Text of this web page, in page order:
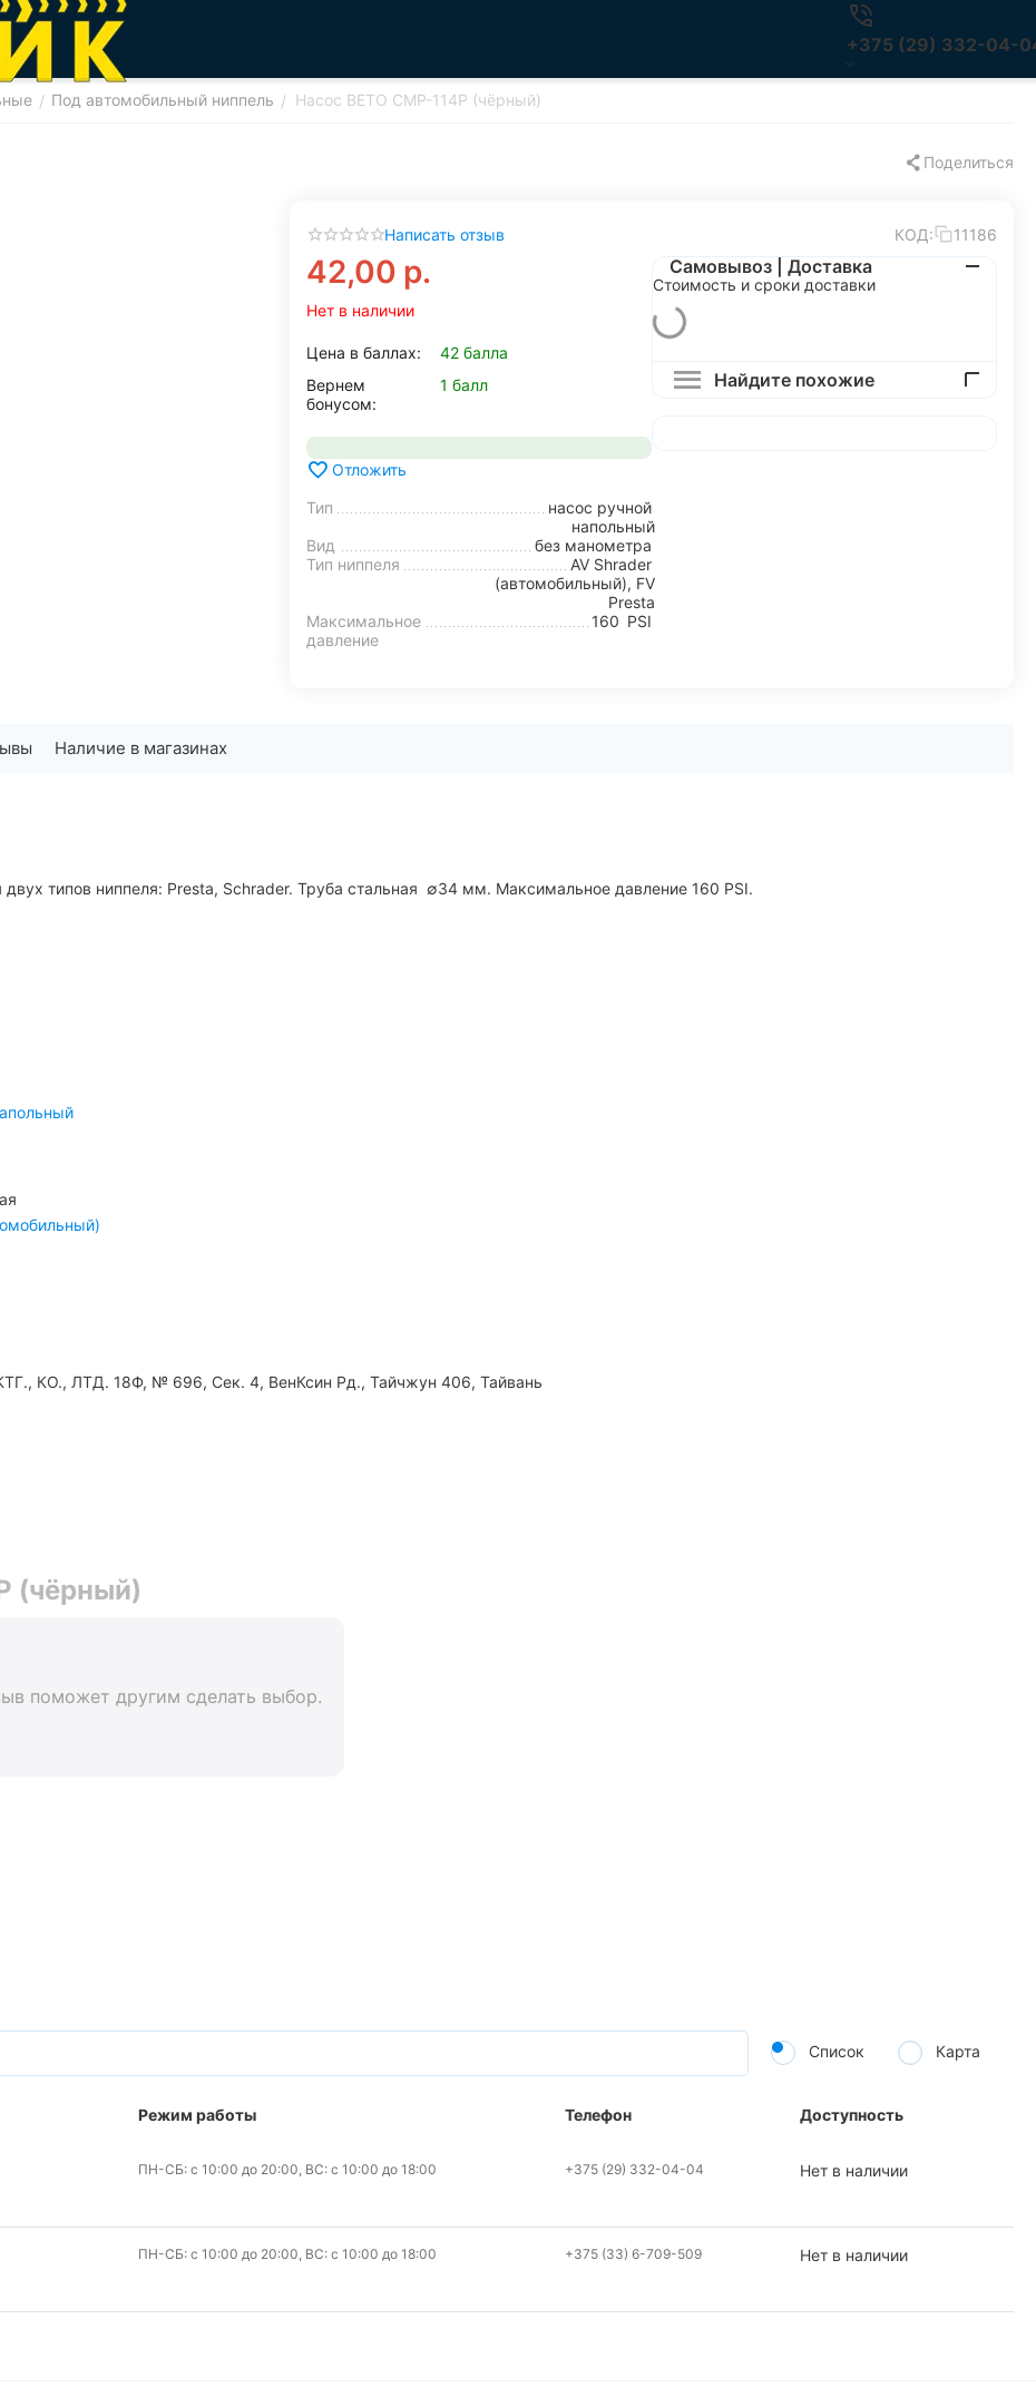
+375 (29) 332-04-
/ Под автомобильный ниппель / Насос BETO CMP-114P (чёрный)
Поделиться
Написать отзыв КОД: 11186
42,00 р.
Нет в наличии
Цена в баллах:
42 балла
Вернем
бонусом:
1 балл
Отложить
Тип
насос ручной
напольный
Вид
без манометра
Тип ниппеля
AV Shrader
(автомобильный), FV
Presta
Максимальное
давление
160 PSI
Самовывоз | Доставка
Стоимость и сроки доставки
Найдите похожие
Наличие в магазинах
типов ниппеля: Presta, Schrader. Труба стальная ∅34 мм. Максимальное давление 160 PSI.
КО., ЛТД. 18Ф, № 696, Сек. 4, ВенКсин Рд., Тайчжун 406, Тайвань
(чёрный)
поможет другим сделать выбор.
Список Карта
Режим работы Телефон Доступность
ПН-СБ: с 10:00 до 20:00, ВС: с 10:00 до 18:00 +375 (29) 332-04-04 Нет в наличии
ПН-СБ: с 10:00 до 20:00, ВС: с 10:00 до 18:00 +375 (33) 6-709-509 Нет в наличии